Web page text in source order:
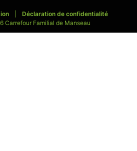
Déclaration de confidentialité
Carrefour Familial de Manseau